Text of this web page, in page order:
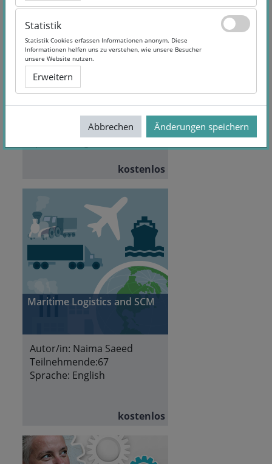
Scientific Project Work
Mündemann
Teilnehmende:47
English, German
kostenlos
Maritime Logistics and SCM
Autor/in: Naima Saeed
Teilnehmende:67
Sprache: English
kostenlos
Statistik
Statistik Cookies erfassen Informationen anonym. Diese
Informationen helfen uns zu verstehen, wie unsere Besucher
unsere Website nutzen.
Erweitern
Abbrechen Änderungen speichern
Statistik
Statistik Cookies erfassen Informationen anonym. Diese
Informationen helfen uns zu verstehen, wie unsere Besucher
unsere Website nutzen.
Erweitern
Abbrechen Änderungen speichern